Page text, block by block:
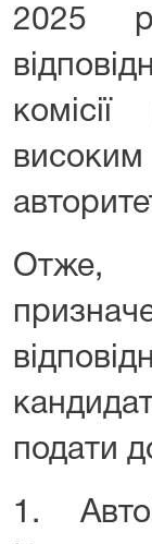
2025
Отже,
подати
1.